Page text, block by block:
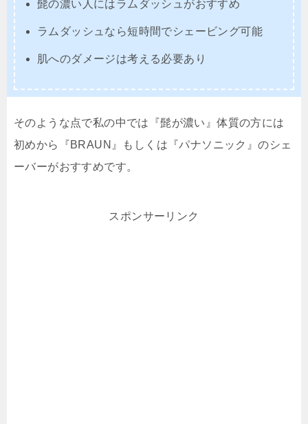
髭の濃い人にはラムダッシュがおすすめ
ラムダッシュなら短時間でシェービング可能
肌へのダメージは考える必要あり
そのような点で私の中では『髭が濃い』体質の方には
初めから『BRAUN』もしくは『パナソニック』のシェ
ーバーがおすすめです。
スポンサーリンク